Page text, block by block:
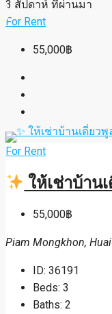
3 สัปดาห์ ที่ผ่านมา
For Rent
55,000฿
For Rent
ให้เช่าบ้าน
55,000฿
Piam Mongkhon,
ID: 36191
Beds: 3
Baths: 2